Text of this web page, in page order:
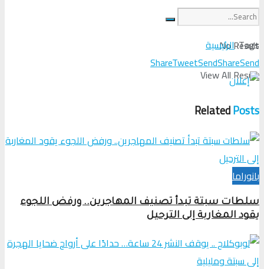
No Result
View All Result
Tags: الرئيسية
ShareTweetSendShareSend
RelatedPosts
بانوراما
سلطات سبتة تبدأ تصنيف المهاجرين.. ورفض اللجوء
يقود المغاربة إلى الترحيل